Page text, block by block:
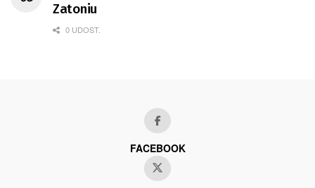
Zatoniu
0 UDOST.
FACEBOOK